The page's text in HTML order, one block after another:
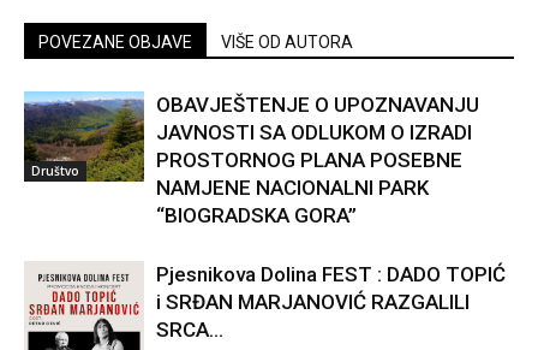
POVEZANE OBJAVE VIŠE OD AUTORA
Društvo
OBAVJEŠTENJE O UPOZNAVANJU
JAVNOSTI SA ODLUKOM O IZRADI
PROSTORNOG PLANA POSEBNE
NAMJENE NACIONALNI PARK
“BIOGRADSKA GORA”
Pjesnikova Dolina FEST : DADO TOPIĆ
i SRĐAN MARJANOVIĆ RAZGALILI
SRCA...